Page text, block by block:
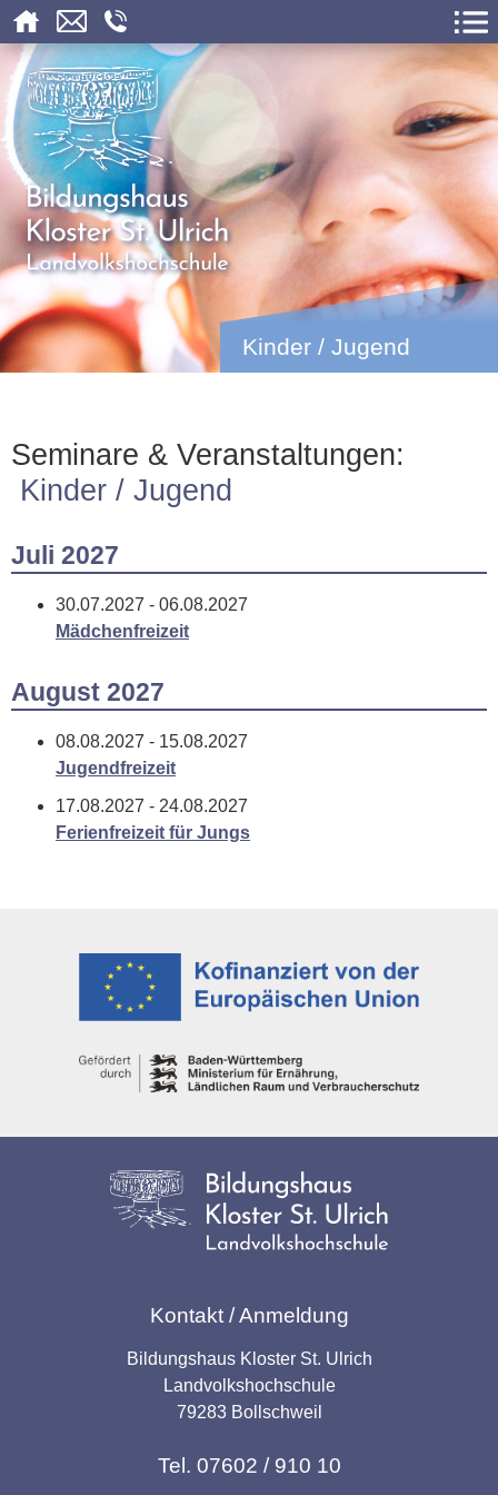
Kinder / Jugend
Seminare & Veranstaltungen:
Kinder / Jugend
Juli 2027
30.07.2027 - 06.08.2027
Mädchenfreizeit
August 2027
08.08.2027 - 15.08.2027
Jugendfreizeit
17.08.2027 - 24.08.2027
Ferienfreizeit für Jungs
Kontakt / Anmeldung
Bildungshaus Kloster St. Ulrich
Landvolkshochschule
79283 Bollschweil
Tel. 07602 / 910 10